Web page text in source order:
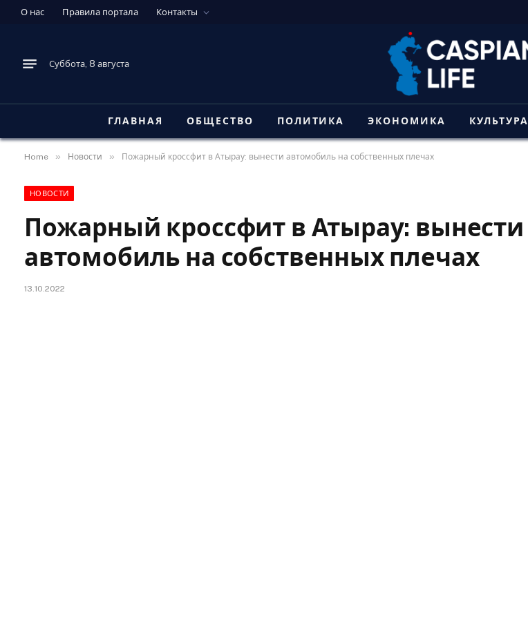
О нас Правила портала Контакты
Суббота, 8 августа
ГЛАВНАЯ ОБЩЕСТВО ПОЛИТИКА ЭКОНОМИКА КУЛЬТУРА
Home » Новости » Пожарный кроссфит в Атырау: вынести автомобиль на собственных плечах
НОВОСТИ
Пожарный кроссфит в Атырау: вынести
автомобиль на собственных плечах
13.10.2022